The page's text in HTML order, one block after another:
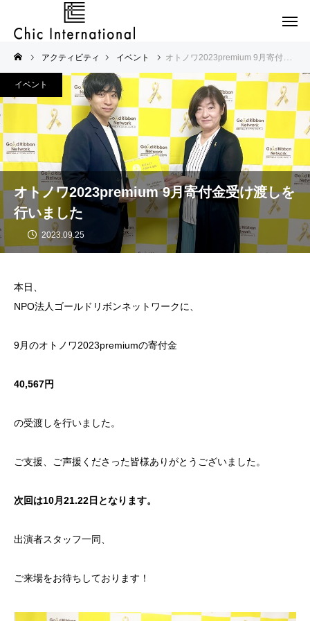
アクティビティ イベント オトノワ2023premium 9月寄付金受け渡しを行いました
オトノワ2023premium 9月寄付金受け渡しを
行いました
2023.09.25
イベント
本日、
NPO法人ゴールドリボンネットワークに、
9月のオトノワ2023premiumの寄付金
40,567円
の受渡しを行いました。
ご支援、ご声援くださった皆様ありがとうございました。
次回は10月21.22日となります。
出演者スタッフ一同、
ご来場をお待ちしております！